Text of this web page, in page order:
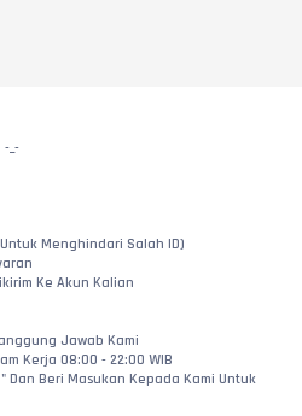
_-
Menghindari Salah ID)
Ke Akun Kalian
Jawab Kami
Kerja 08:00 - 22:00 WIB
Beri Masukan Kepada Kami Untuk